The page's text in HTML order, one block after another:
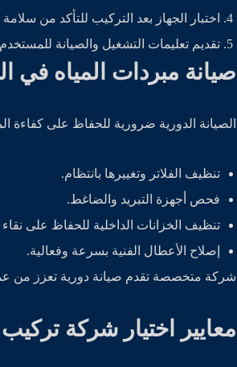
اختبار الجهاز بعد التركيب للتأكد من سلامة
تقديم تعليمات التشغيل والصيانة
صيانة مبردات المياه في
الصيانة الدورية ضرورية للحفاظ على كفاءة
تنظيف الفلاتر وتغييرها بانتظام.
فحص أجهزة التبريد والضاغط.
تنظيف الخزانات الداخلية للحفاظ على نقاء
إصلاح الأعطال الفنية بسرعة وفعالية.
شركة متخصصة تقدم صيانة دورية تعزز من
معايير اختيار شركة